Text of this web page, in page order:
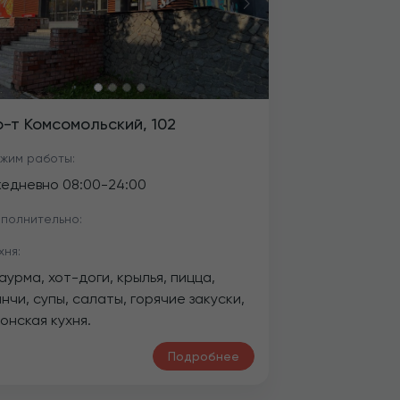
Next
т Комсомольский, 102
работы:
08:00-24:00
хот-доги, крылья, пицца,
супы, салаты, горячие закуски,
кухня.
Подробнее